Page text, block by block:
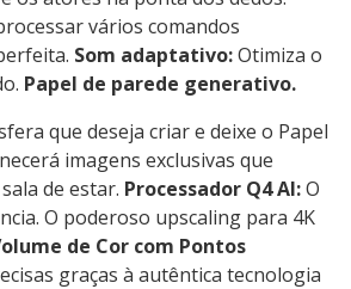
vários comandos
Som adaptativo:Otimiza o
Papel de parede generativo.
que deseja criar e deixe o Papel
imagens exclusivas que
de estar. Processador Q4 AI:O
O poderoso upscaling para 4K
de Cor com Pontos
graças à autêntica tecnologia